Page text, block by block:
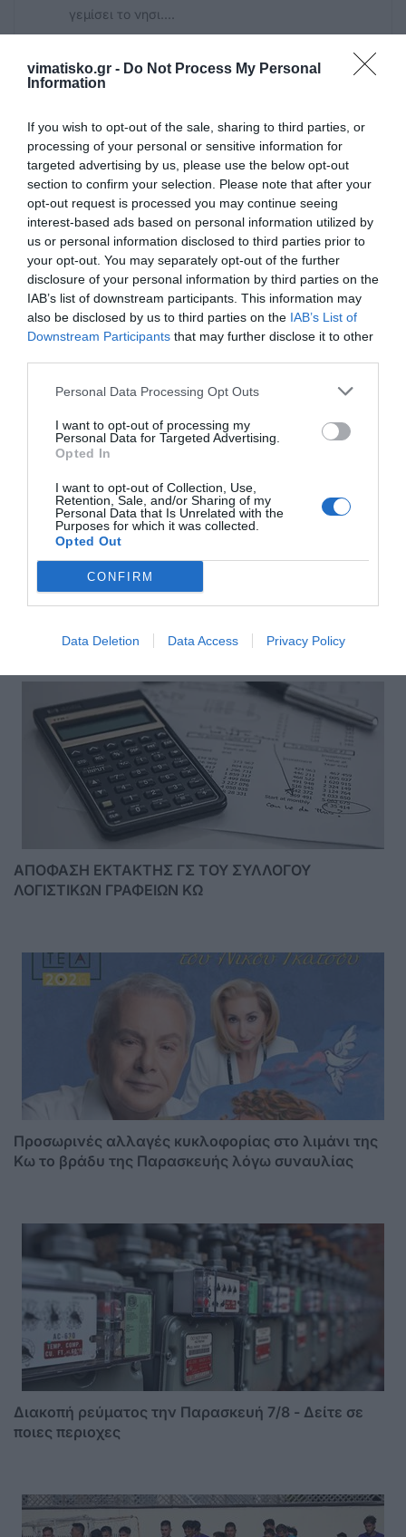
vimatisko.gr - Do Not Process My Personal
Information
If you wish to opt-out of the sale, sharing to third parties, or
processing of your personal or sensitive information for
targeted advertising by us, please use the below opt-out
section to confirm your selection. Please note that after your
opt-out request is processed you may continue seeing
interest-based ads based on personal information utilized by
us or personal information disclosed to third parties prior to
your opt-out. You may separately opt-out of the further
disclosure of your personal information by third parties on the
IAB’s list of downstream participants. This information may
also be disclosed by us to third parties on the IAB’s List of
Downstream Participants that may further disclose it to other
Personal Data Processing Opt Outs
I want to opt-out of processing my
Personal Data for Targeted Advertising.
Opted In
I want to opt-out of Collection, Use,
Retention, Sale, and/or Sharing of my
Personal Data that Is Unrelated with the
Purposes for which it was collected.
Opted Out
CONFIRM
Data Deletion Data Access Privacy Policy
γεμίσει το νησι....
ΟΝΟΜΑ
ΤΙΤΛΟΣ
ΣΧΟΛΙΟ
Αποστολή
ΑΠΟΦΑΣΗ ΕΚΤΑΚΤΗΣ ΓΣ ΤΟΥ ΣΥΛΛΟΓΟΥ
ΛΟΓΙΣΤΙΚΩΝ ΓΡΑΦΕΙΩΝ ΚΩ
Προσωρινές αλλαγές κυκλοφορίας στο λιμάνι της
Κω το βράδυ της Παρασκευής λόγω συναυλίας
Διακοπή ρεύματος την Παρασκευή 7/8 - Δείτε σε
ποιες περιοχες